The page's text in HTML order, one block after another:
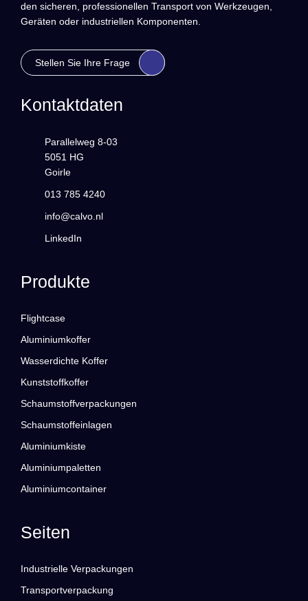
den sicheren, professionellen Transport von Werkzeugen,
Geräten oder industriellen Komponenten.
Stellen Sie Ihre Frage
Kontaktdaten
Parallelweg 8-03
5051 HG
Goirle
013 785 4240
info@calvo.nl
LinkedIn
Produkte
Flightcase
Aluminiumkoffer
Wasserdichte Koffer
Kunststoffkoffer
Schaumstoffverpackungen
Schaumstoffeinlagen
Aluminiumkiste
Aluminiumpaletten
Aluminiumcontainer
Seiten
Industrielle Verpackungen
Transportverpackung